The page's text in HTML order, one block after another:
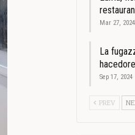
Mar 27, 2024
La
Sep 17, 2024
PREV